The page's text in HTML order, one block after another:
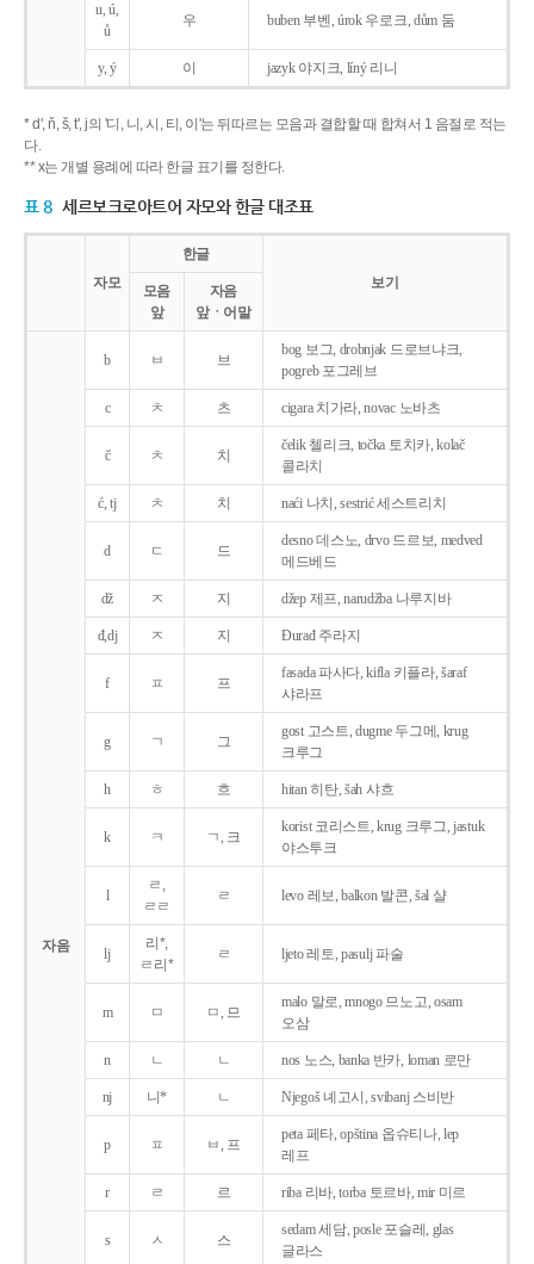
u, ú,
ů
우 buben 부벤, úrok 우로크, dům 둠
y, ý 이 jazyk야지크, líný 리니
* d', ň, š, t', j의 '디, 니, 시, 티, 이'는 뒤따르는 모음과 결합할 때 합쳐서 1 음절로 적는
다.
** x는 개별 용례에 따라 한글 표기를 정한다.
표 8 세르보크로아트어 자모와 한글 대조표
자모
한글
보기
모음
앞
자음
앞ㆍ어말
자음
b ㅂ 브
bog 보그, drobnjak 드로브냐크,
pogreb 포그레브
c ㅊ 츠 cigara 치가라, novac 노바츠
č ㅊ 치
čelik 첼리크, točka 토치카, kolač
콜라치
ć, tj ㅊ 치 naći 나치, sestrić 세스트리치
d ㄷ 드
desno 데스노, drvo 드르보, medved
메드베드
dž ㅈ 지 džep 제프, narudžba 나루지바
đ,dj ㅈ 지 Ðurađ 주라지
f ㅍ 프
fasada 파사다, kifla 키플라, šaraf
샤라프
g ㄱ 그
gost 고스트, dugme 두그메, krug
크루그
h ㅎ 흐 hitan 히탄, šah 샤흐
k ㅋ ㄱ, 크
korist 코리스트, krug 크루그, jastuk
야스투크
l
ㄹ,
ㄹㄹ
ㄹ levo 레보, balkon 발콘, šal 샬
lj
리*,
ㄹ리*
ㄹ ljeto 레토, pasulj 파술
m ㅁ ㅁ, 므
malo 말로, mnogo 므노고, osam
오삼
n ㄴ ㄴ nos 노스, banka 반카, loman 로만
nj 니* ㄴ Njegoš 녜고시, svibanj 스비반
p ㅍ ㅂ, 프
peta 페타, opština 옵슈티나, lep
레프
r ㄹ 르 riba 리바, torba 토르바, mir 미르
s ㅅ 스
sedam 세담, posle 포슬레, glas
글라스